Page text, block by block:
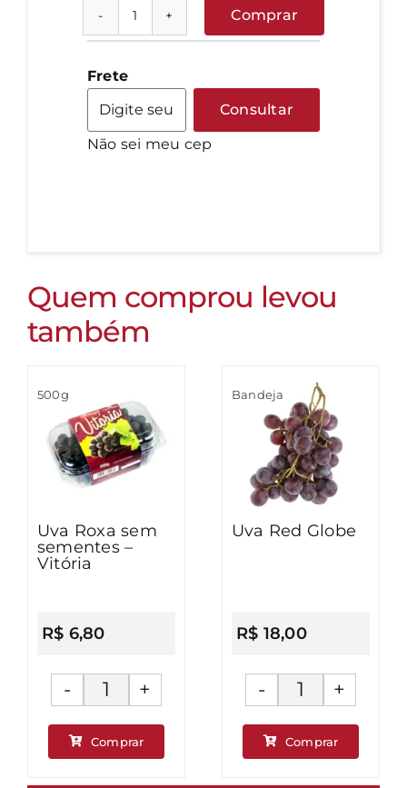
Comprar
Frete
Consultar
Não sei meu cep
Quem comprou levou
também
500g
Uva Roxa sem
sementes –
Vitória
R$ 6,80
Uva
Roxa
sem
sementes
Comprar
Bandeja
Uva Red Globe
R$ 18,00
Uva
Red
Globe
Comprar